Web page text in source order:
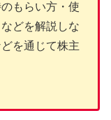
もらい方・使
どを解説しな
を通じて株主